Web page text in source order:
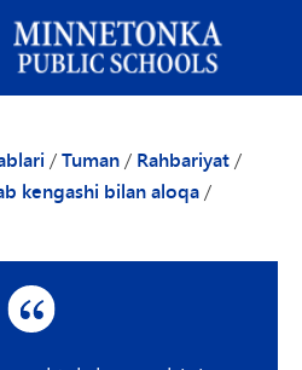
maktablari
/Tuman/ Rahbariyat/
kengashi bilan aloqa/